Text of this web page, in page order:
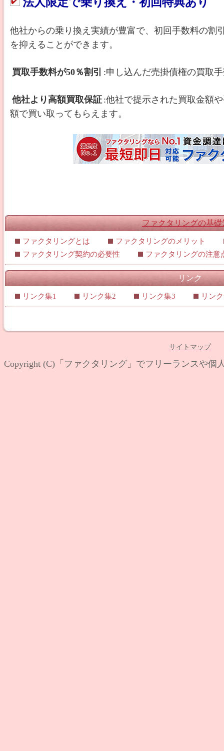
他社からの乗り換え実績が豊富で、初回手数料の割
を抑えることができます。
買取手数料が50％割引 :申し込んだ売掛債権の買取
他社より高額買取保証 :他社で提示された買取金額
額で買い取ってもらえます。
ファクタリングの基礎
ファクタリングとは
ファクタリングのメリット
ファクタリング契約の必要性
ファクタリングの注意
リンク
リンク集1 リンク集2 リンク集3 リン
サイトマップ
Copyright (C)「ファクタリング」でフリーランスや個